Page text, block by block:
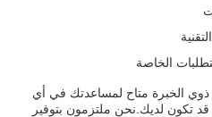
الخاصة
ذوي الخبرة متاح لمساعدتك في أي
تكون لديك.نحن ملتزمون بتوفير